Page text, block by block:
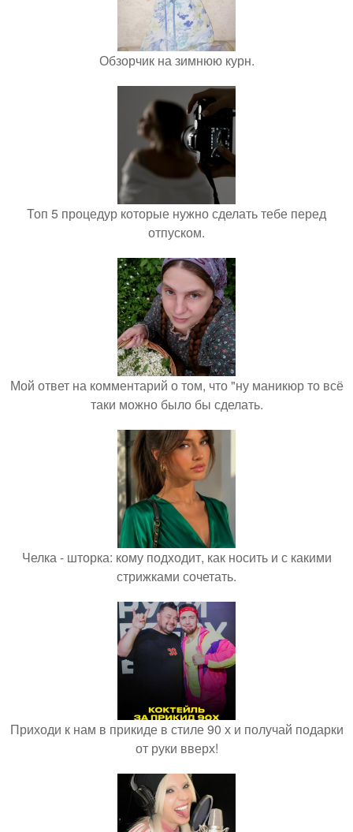
Обзорчик на зимнюю курн.
Топ 5 процедур которые нужно сделать тебе перед
отпуском.
Мой ответ на комментарий о том, что "ну маникюр то всё
таки можно было бы сделать.
Челка - шторка: кому подходит, как носить и с какими
стрижками сочетать.
Приходи к нам в прикиде в стиле 90 х и получай подарки
от руки вверх!